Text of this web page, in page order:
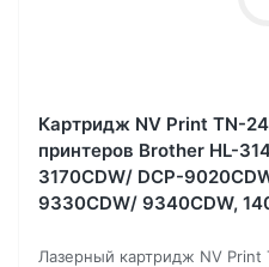
Картридж NV Print TN-
принтеров Brother HL-
3170CDW/ DCP-
9330CDW/ 9340CDW,
Лазерный картридж NV